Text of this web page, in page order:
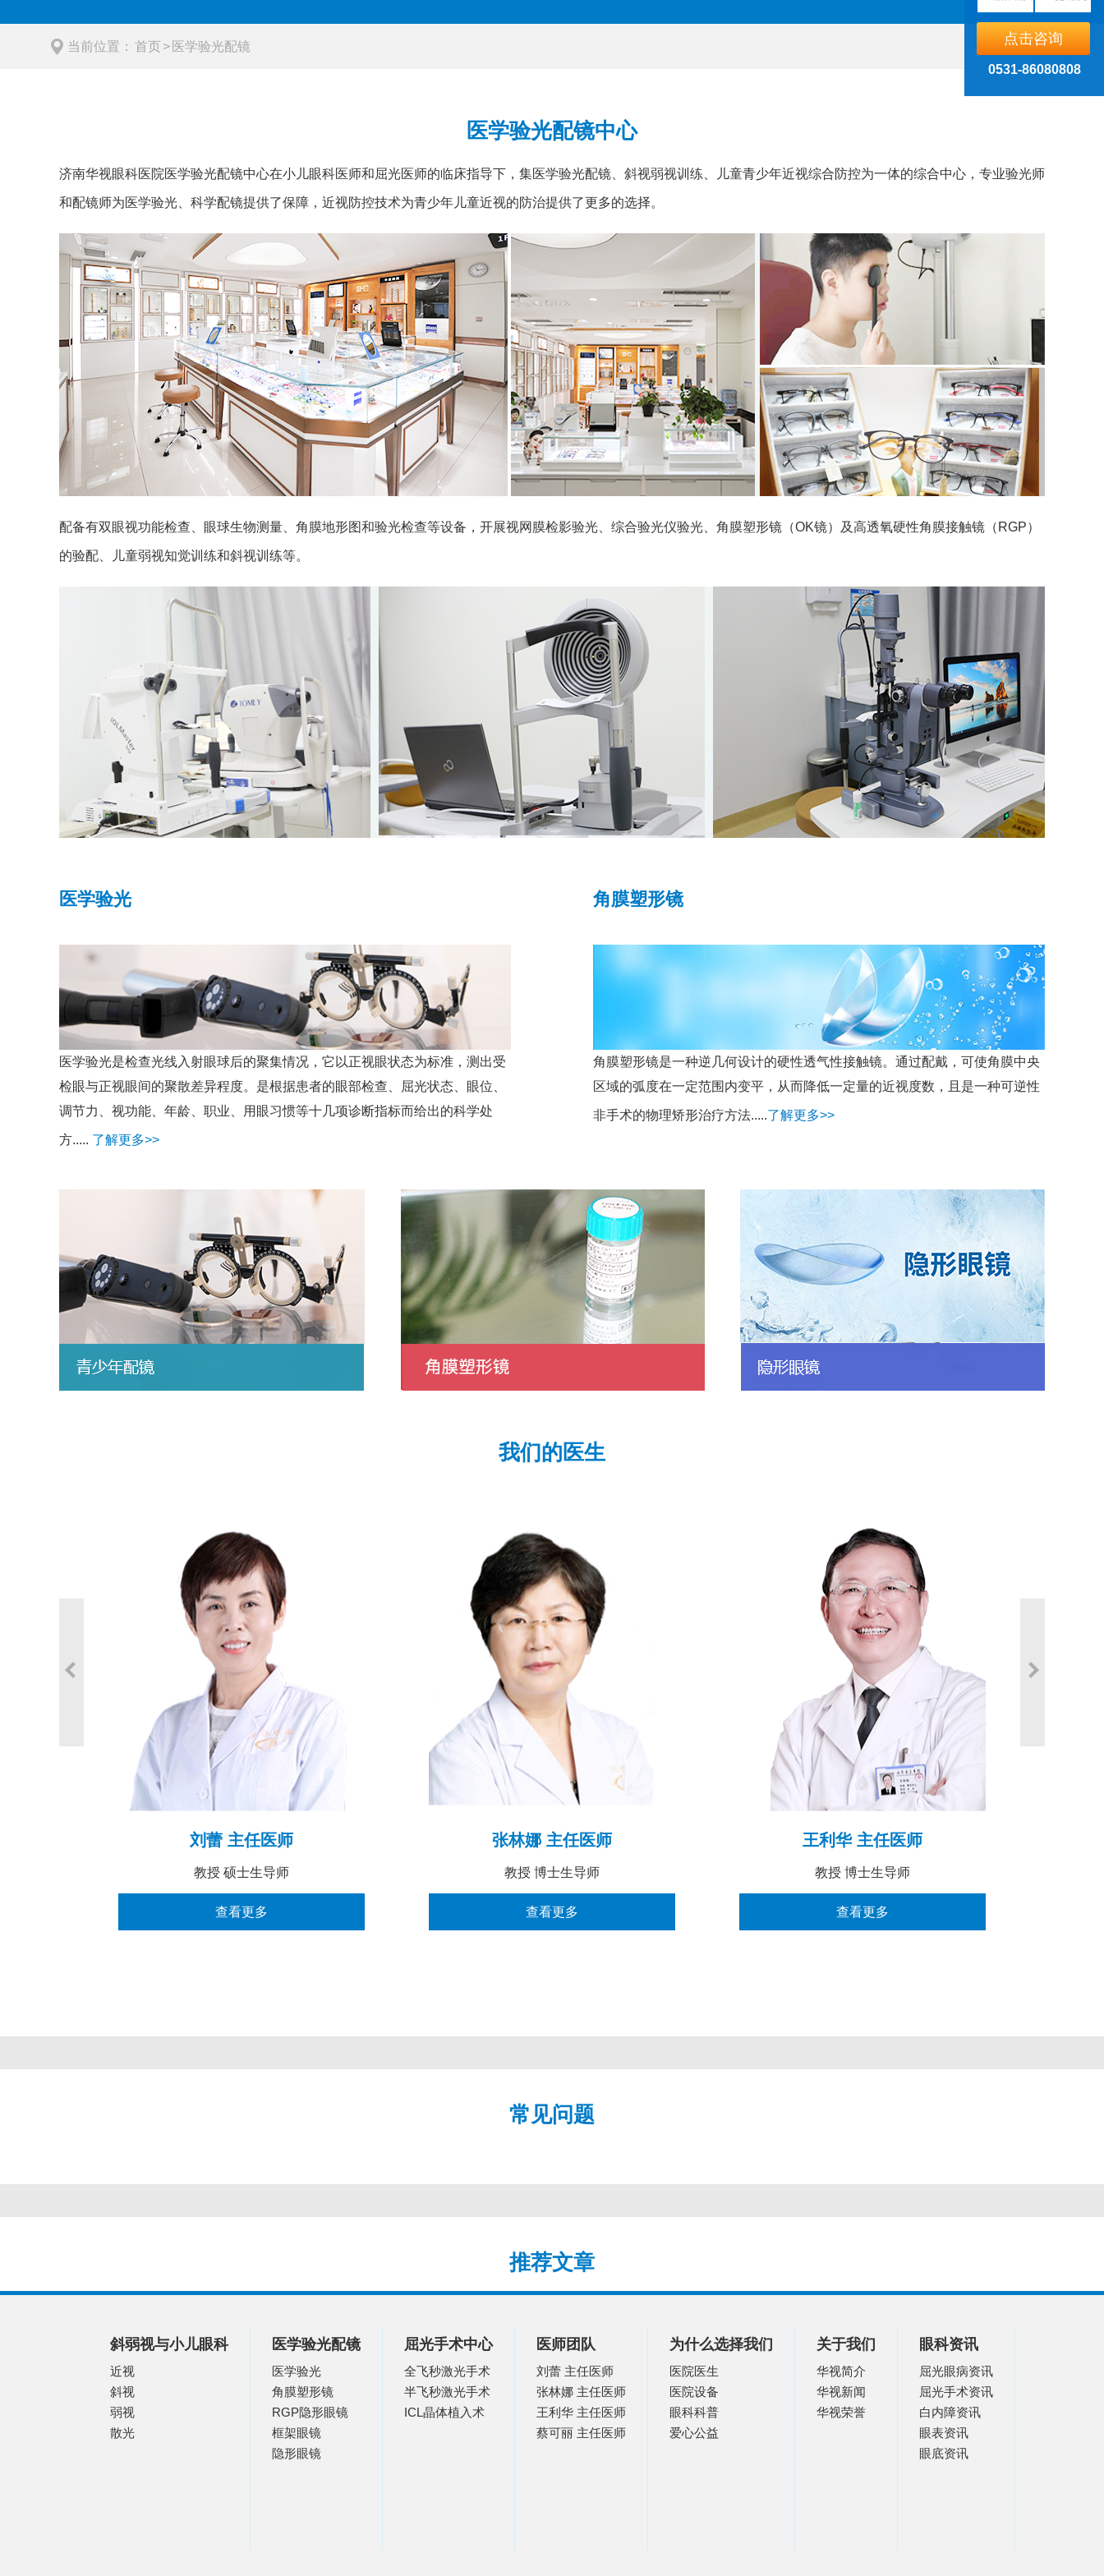
当前位置： 首页 > 医学验光配镜
医学验光配镜中心
济南华视眼科医院医学验光配镜中心在小儿眼科医师和屈光医师的临床指导下，集医学验光配镜、斜视弱视训练、儿童青少年近视综合防控为一体的综合中心，专业验光师
和配镜师为医学验光、科学配镜提供了保障，近视防控技术为青少年儿童近视的防治提供了更多的选择。
配备有双眼视功能检查、眼球生物测量、角膜地形图和验光检查等设备，开展视网膜检影验光、综合验光仪验光、角膜塑形镜（OK镜）及高透氧硬性角膜接触镜（RGP）
的验配、儿童弱视知觉训练和斜视训练等。
医学验光
医学验光是检查光线入射眼球后的聚集情况，它以正视眼状态为标准，测出受
检眼与正视眼间的聚散差异程度。是根据患者的眼部检查、屈光状态、眼位、
调节力、视功能、年龄、职业、用眼习惯等十几项诊断指标而给出的科学处
方..... 了解更多>>
角膜塑形镜
角膜塑形镜是一种逆几何设计的硬性透气性接触镜。通过配戴，可使角膜中央
区域的弧度在一定范围内变平，从而降低一定量的近视度数，且是一种可逆性
非手术的物理矫形治疗方法.....了解更多>>
我们的医生
刘蕾 主任医师
教授 硕士生导师
查看更多
张林娜 主任医师
教授 博士生导师
查看更多
王利华 主任医师
教授 博士生导师
查看更多
常见问题
推荐文章
斜弱视与小儿眼科
近视
斜视
弱视
散光
医学验光配镜
医学验光
角膜塑形镜
RGP隐形眼镜
框架眼镜
隐形眼镜
屈光手术中心
全飞秒激光手术
半飞秒激光手术
ICL晶体植入术
医师团队
刘蕾 主任医师
张林娜 主任医师
王利华 主任医师
蔡可丽 主任医师
为什么选择我们
医院医生
医院设备
眼科科普
爱心公益
关于我们
华视简介
华视新闻
华视荣誉
眼科资讯
屈光眼病资讯
屈光手术资讯
白内障资讯
眼表资讯
眼底资讯
点击咨询
0531-86080808